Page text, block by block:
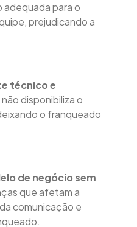
para o
prejudicando a
técnico e
não disponibiliza o
o franqueado
de negócio sem
que afetam a
comunicação e